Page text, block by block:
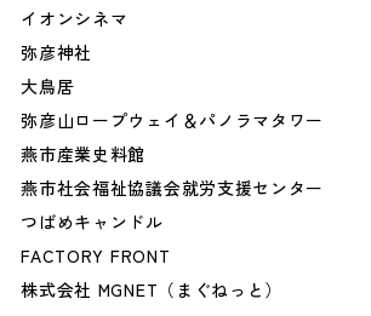
イオンシネマ
弥彦神社
大鳥居
弥彦山ロープウェイ＆パノラマタワー
燕市産業史料館
燕市社会福祉協議会就労支援センター
つばめキャンドル
FACTORY FRONT
株式会社 MGNET（まぐねっと）